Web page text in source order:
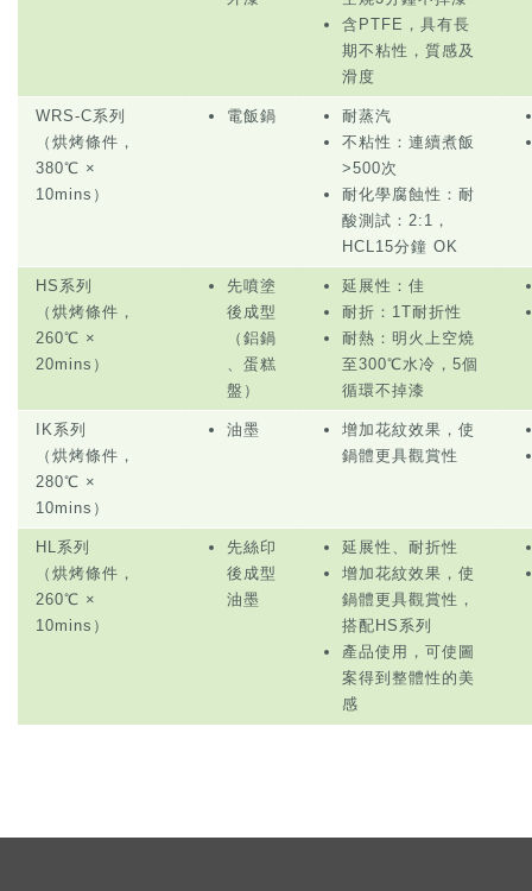
含PTFE，具有長
期不粘性，質感及
滑度
WRS-C系列
（烘烤條件，
380℃ ×
10mins）
電飯鍋
耐蒸汽
不粘性：連續煮飯
>500次
耐化學腐蝕性：耐
酸測試：2:1，
HCL15分鐘 OK
HS系列
（烘烤條件，
260℃ ×
20mins）
先噴塗
後成型
（鋁鍋
、蛋糕
盤）
延展性：佳
耐折：1T耐折性
耐熱：明火上空燒
至300℃水冷，5個
循環不掉漆
IK系列
（烘烤條件，
280℃ ×
10mins）
油墨
增加花紋效果，使
鍋體更具觀賞性
HL系列
（烘烤條件，
260℃ ×
10mins）
先絲印
後成型
油墨
延展性、耐折性
增加花紋效果，使
鍋體更具觀賞性，
搭配HS系列
產品使用，可使圖
案得到整體性的美
感